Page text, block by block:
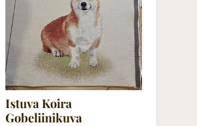
Istuva Koira
Gobeliinikuva